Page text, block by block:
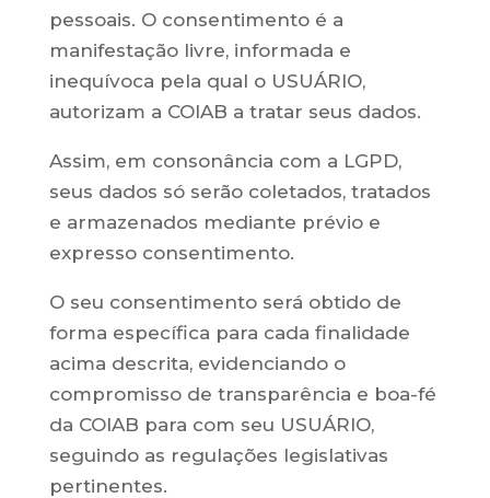
pessoais. O consentimento é a
manifestação livre, informada e
inequívoca pela qual o USUÁRIO,
autorizam a COIAB a tratar seus dados.
Assim, em consonância com a LGPD,
seus dados só serão coletados, tratados
e armazenados mediante prévio e
expresso consentimento.
O seu consentimento será obtido de
forma específica para cada finalidade
acima descrita, evidenciando o
compromisso de transparência e boa-fé
da COIAB para com seu USUÁRIO,
seguindo as regulações legislativas
pertinentes.